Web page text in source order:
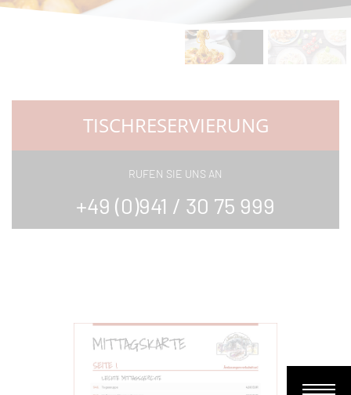
TISCHRESERVIERUNG
RUFEN SIE UNS AN
+49 (0)941 / 30 75 999